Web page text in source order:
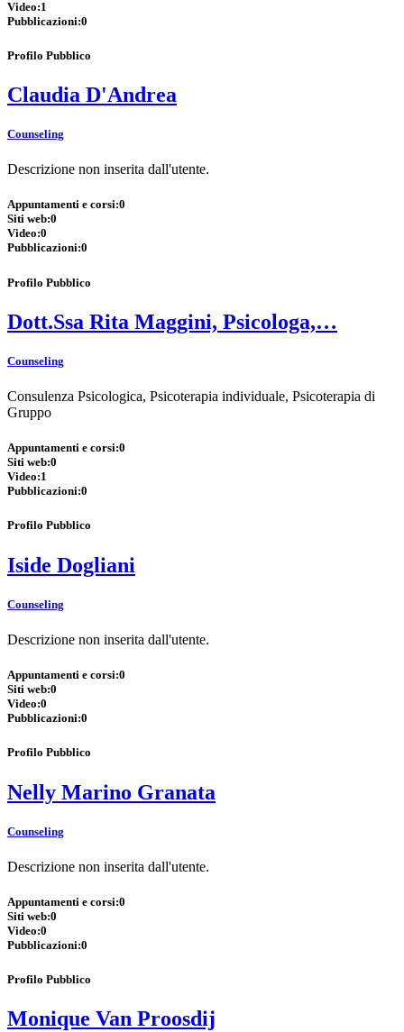
Video:1
Pubblicazioni:0
Profilo Pubblico
Claudia D'Andrea
Counseling
Descrizione non inserita dall'utente.
Appuntamenti e corsi:0
Siti web:0
Video:0
Pubblicazioni:0
Profilo Pubblico
Dott.Ssa Rita Maggini, Psicologa,…
Counseling
Consulenza Psicologica, Psicoterapia individuale, Psicoterapia di
Gruppo
Appuntamenti e corsi:0
Siti web:0
Video:1
Pubblicazioni:0
Profilo Pubblico
Iside Dogliani
Counseling
Descrizione non inserita dall'utente.
Appuntamenti e corsi:0
Siti web:0
Video:0
Pubblicazioni:0
Profilo Pubblico
Nelly Marino Granata
Counseling
Descrizione non inserita dall'utente.
Appuntamenti e corsi:0
Siti web:0
Video:0
Pubblicazioni:0
Profilo Pubblico
Monique Van Proosdij